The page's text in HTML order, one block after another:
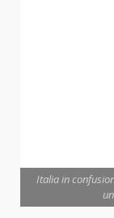
Italia in